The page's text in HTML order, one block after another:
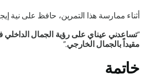
أثناء ممارسة هذا التمرين، حافظ على نية
تساعدني عيناي على رؤية الجمال الداخلي
مقيداً بالجمال الخارجي.”
خاتمة